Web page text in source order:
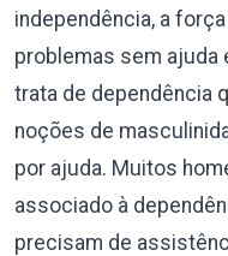
independência, a
problemas sem ajuda
trata de dependência
noções de
por ajuda. Muitos
associado à
precisam de